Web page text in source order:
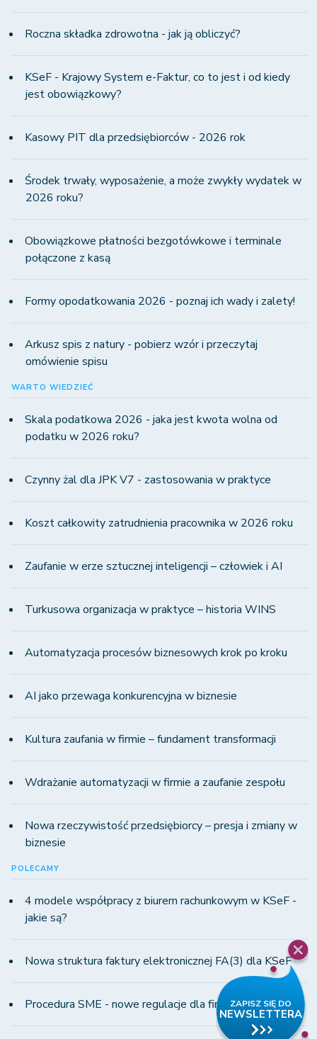
Roczna składka zdrowotna - jak ją obliczyć?
KSeF - Krajowy System e-Faktur, co to jest i od kiedy
jest obowiązkowy?
Kasowy PIT dla przedsiębiorców - 2026 rok
Środek trwały, wyposażenie, a może zwykły wydatek w
2026 roku?
Obowiązkowe płatności bezgotówkowe i terminale
połączone z kasą
Formy opodatkowania 2026 - poznaj ich wady i zalety!
Arkusz spis z natury - pobierz wzór i przeczytaj
omówienie spisu
WARTO WIEDZIEĆ
Skala podatkowa 2026 - jaka jest kwota wolna od
podatku w 2026 roku?
Czynny żal dla JPK V7 - zastosowania w praktyce
Koszt całkowity zatrudnienia pracownika w 2026 roku
Zaufanie w erze sztucznej inteligencji – człowiek i AI
Turkusowa organizacja w praktyce – historia WINS
Automatyzacja procesów biznesowych krok po kroku
AI jako przewaga konkurencyjna w biznesie
Kultura zaufania w firmie – fundament transformacji
Wdrażanie automatyzacji w firmie a zaufanie zespołu
Nowa rzeczywistość przedsiębiorcy – presja i zmiany w
biznesie
POLECAMY
4 modele współpracy z biurem rachunkowym w KSeF -
jakie są?
Nowa struktura faktury elektronicznej FA(3) dla KSeF
Procedura SME - nowe regulacje dla firm MŚP